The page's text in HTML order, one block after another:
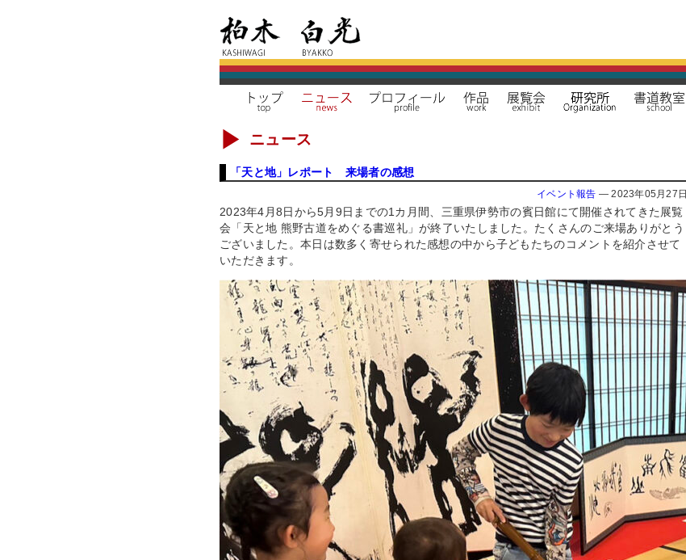
ニュース
「天と地」レポート 来場者の感想
イベント報告 —2023年05月27日
2023年4月8日から5月9日までの1カ月間、三重県伊勢市の賓日館にて開催されてきた展覧
会「天と地 熊野古道をめぐる書巡礼」が終了いたしました。たくさんのご来場ありがとう
ございました。本日は数多く寄せられた感想の中から子どもたちのコメントを紹介させて
いただきます。